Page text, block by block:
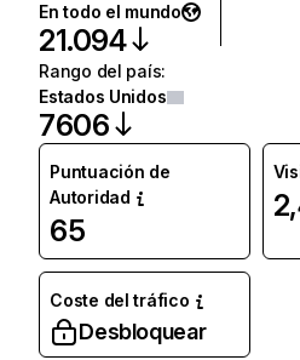
En todo el mundo
21.094
Rango del país:
Estados Unidos
7606
Puntuación de
Autoridad
65
Coste del tráfico
Desbloquear